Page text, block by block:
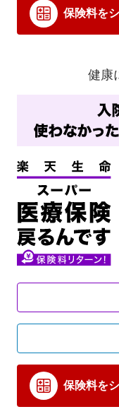
保険料を
健康
保険料を